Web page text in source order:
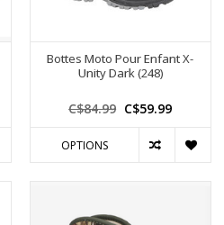
Bottes Moto Pour Enfant X-
Unity Dark (248)
C$84.99 C$59.99
OPTIONS